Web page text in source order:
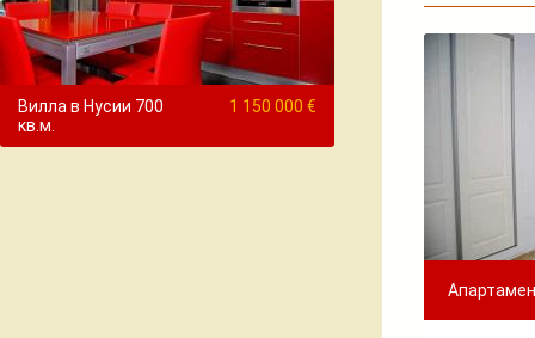
Вилла в Нусии 700
кв.м.
1 150 000 €